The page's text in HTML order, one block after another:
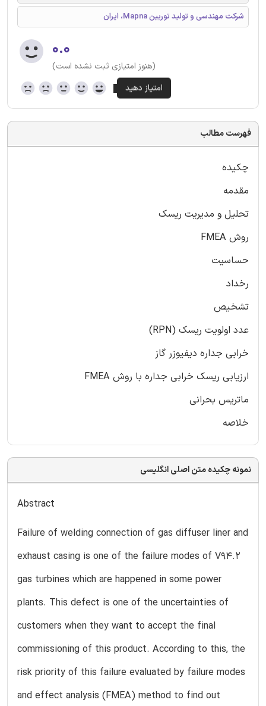
شرکت مهندسی و تولید توربین Mapna، ایران
۰.۰
(هنوز امتیازی ثبت نشده است)
فهرست مطالب
چکیده
مقدمه
تحلیل و مدیریت ریسک
روش FMEA
حساسیت
رخداد
تشخیص
عدد اولویت ریسک (RPN)
خرابی جداره دیفیوزر گاز
ارزیابی ریسک خرابی جداره با روش FMEA
ماتریس بحرانی
خلاصه
نمونه چکیده متن اصلی انگلیسی
Abstract
Failure of welding connection of gas diffuser liner and
exhaust casing is one of the failure modes of V94.2
gas turbines which are happened in some power
plants. This defect is one of the uncertainties of
customers when they want to accept the final
commissioning of this product. According to this, the
risk priority of this failure evaluated by failure modes
and effect analysis (FMEA) method to find out